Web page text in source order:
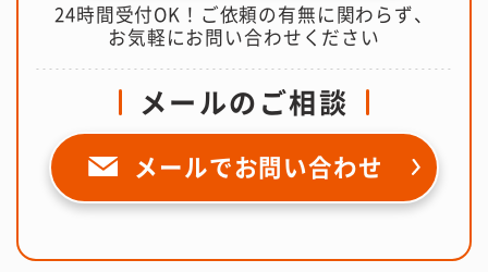
24時間受付OK！ご依頼の有無に関わらず、
お気軽にお問い合わせください
メールのご相談
メールでお問い合わせ